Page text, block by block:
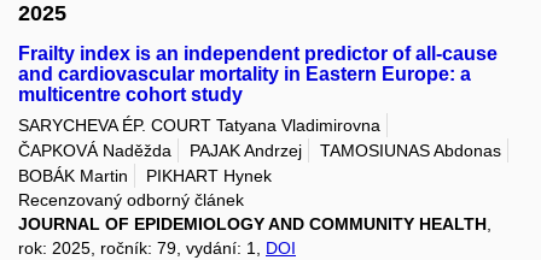
2025
Frailty index is an independent predictor of all-cause
and cardiovascular mortality in Eastern Europe: a
multicentre cohort study
SARYCHEVA ÉP. COURT Tatyana Vladimirovna
ČAPKOVÁ Naděžda
PAJAK Andrzej
TAMOSIUNAS Abdonas
BOBÁK Martin
PIKHART Hynek
Recenzovaný odborný článek
JOURNAL OF EPIDEMIOLOGY AND COMMUNITY HEALTH,
rok: 2025, ročník: 79, vydání: 1, DOI